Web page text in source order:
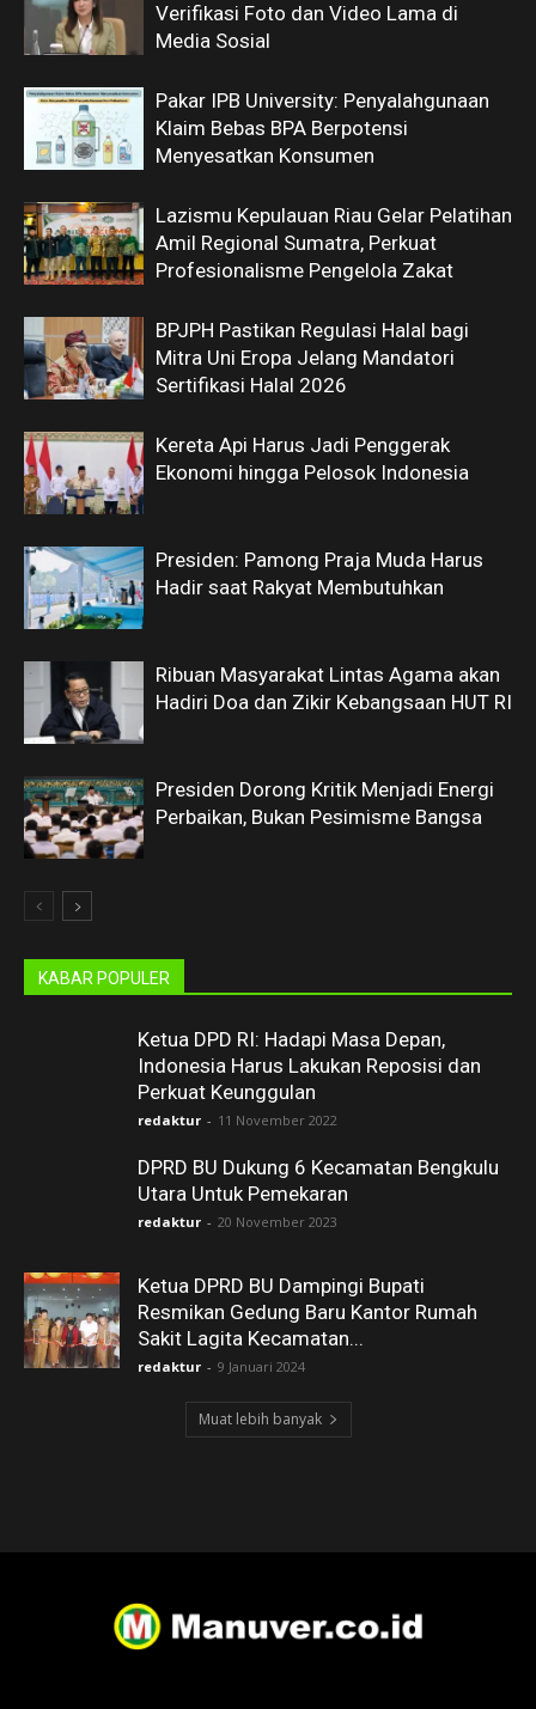
Verifikasi Foto dan Video Lama di
Media Sosial
Pakar IPB University: Penyalahgunaan
Klaim Bebas BPA Berpotensi
Menyesatkan Konsumen
Lazismu Kepulauan Riau Gelar Pelatihan
Amil Regional Sumatra, Perkuat
Profesionalisme Pengelola Zakat
BPJPH Pastikan Regulasi Halal bagi
Mitra Uni Eropa Jelang Mandatori
Sertifikasi Halal 2026
Kereta Api Harus Jadi Penggerak
Ekonomi hingga Pelosok Indonesia
Presiden: Pamong Praja Muda Harus
Hadir saat Rakyat Membutuhkan
Ribuan Masyarakat Lintas Agama akan
Hadiri Doa dan Zikir Kebangsaan HUT RI
Presiden Dorong Kritik Menjadi Energi
Perbaikan, Bukan Pesimisme Bangsa
KABAR POPULER
Ketua DPD RI: Hadapi Masa Depan,
Indonesia Harus Lakukan Reposisi dan
Perkuat Keunggulan
redaktur - 11 November 2022
DPRD BU Dukung 6 Kecamatan Bengkulu
Utara Untuk Pemekaran
redaktur - 20 November 2023
Ketua DPRD BU Dampingi Bupati
Resmikan Gedung Baru Kantor Rumah
Sakit Lagita Kecamatan...
redaktur - 9 Januari 2024
Muat lebih banyak